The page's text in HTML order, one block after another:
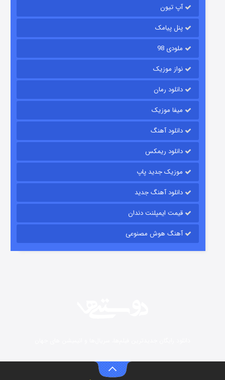
قسمت
آپ تیون
پنل پیامک
ملودی 98
نواز موزیک
دانلود رمان
میفا موزیک
دانلود آهنگ
دانلود ریمکس
موزیک جدید پاپ
دانلود آهنگ جدید
قیمت ایمپلنت دندان
آهنگ هوش مصنوعی